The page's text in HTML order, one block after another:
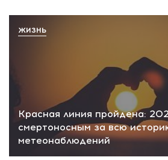
Красная линия пройдена:
смертоносным за всю
метеонаблюдений
ЖИЗНЬ